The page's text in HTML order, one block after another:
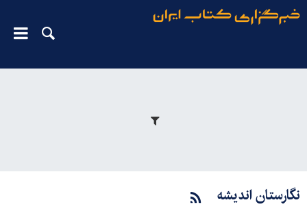
نگارستان اندیشه